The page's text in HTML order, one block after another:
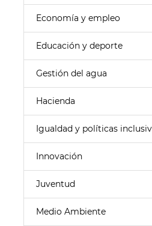
Economía y empleo
Educación y deporte
Gestión del agua
Hacienda
Igualdad y políticas
Innovación
Juventud
Medio Ambiente